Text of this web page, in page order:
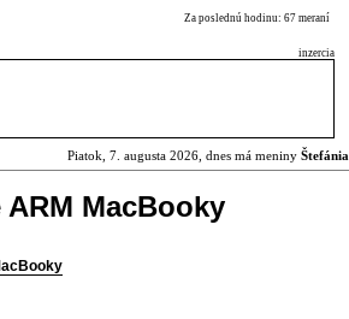
Za poslednú hodinu: 67 meraní
inzercia
Piatok, 7. augusta 2026, dnes má meniny Štefánia
MacBooky